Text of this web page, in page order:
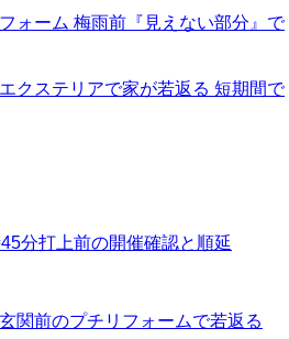
ォーム 梅雨前『見えない部分』で
クステリアで家が若返る 短期間で
分打上前の開催確認と順延
関前のプチリフォームで若返る